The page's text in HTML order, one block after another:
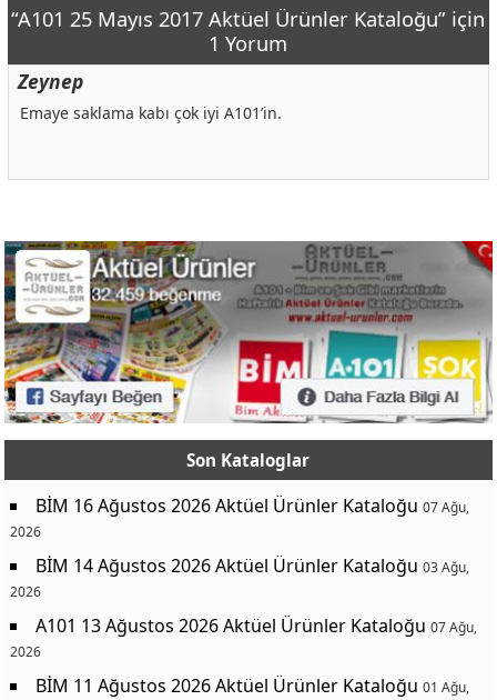
“A101 25 Mayıs 2017 Aktüel Ürünler Kataloğu” için
1 Yorum
Zeynep
Emaye saklama kabı çok iyi A101’in.
Son Kataloglar
BİM 16 Ağustos 2026 Aktüel Ürünler Kataloğu 07 Ağu,
2026
BİM 14 Ağustos 2026 Aktüel Ürünler Kataloğu 03 Ağu,
2026
A101 13 Ağustos 2026 Aktüel Ürünler Kataloğu 07 Ağu,
2026
BİM 11 Ağustos 2026 Aktüel Ürünler Kataloğu 01 Ağu,